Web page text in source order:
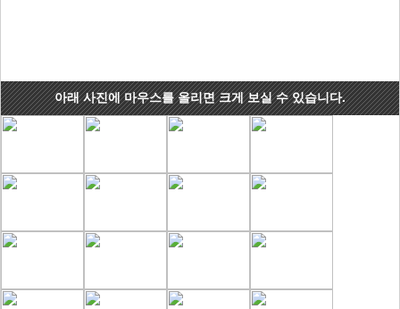
아래 사진에 마우스를 올리면 크게 보실 수 있습니다.